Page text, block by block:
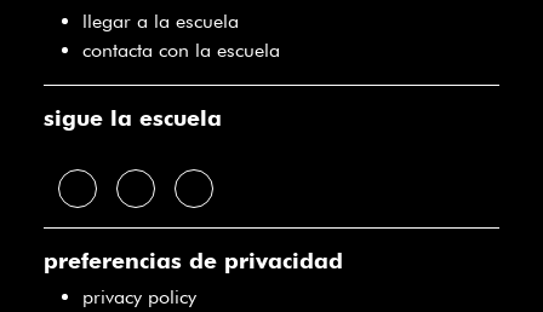
llegar a la escuela
contacta con la escuela
sigue la escuela
preferencias de privacidad
privacy policy